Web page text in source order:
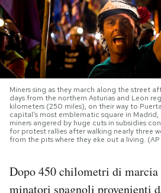
PODCAST
NEWSLETTER
I MIEI PREFERITI
SHOP
CALENDARIO
Miners sing as they march along the street
days from the northern Asturias and Leon
kilometers (250 miles), on their way to
capital's most emblematic square in Madrid,
miners angered by huge cuts in subsidies
for protest rallies after walking nearly three
from the pits where they eke out a living.
Dopo 450 chilometri di marcia
minatori spagnoli provenienti